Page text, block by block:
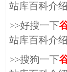
站库百科介
>>好搜一下
站库百科介
>>搜狗一下